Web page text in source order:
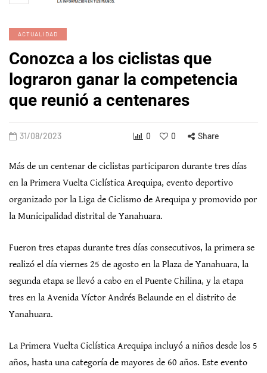
ACTUALIDAD
Conozca a los ciclistas que
lograron ganar la competencia
que reunió a centenares
31/08/2023 0 0 Share
Más de un centenar de ciclistas participaron durante tres días
en la Primera Vuelta Ciclística Arequipa, evento deportivo
organizado por la Liga de Ciclismo de Arequipa y promovido por
la Municipalidad distrital de Yanahuara.
Fueron tres etapas durante tres días consecutivos, la primera se
realizó el día viernes 25 de agosto en la Plaza de Yanahuara, la
segunda etapa se llevó a cabo en el Puente Chilina, y la etapa
tres en la Avenida Víctor Andrés Belaunde en el distrito de
Yanahuara.
La Primera Vuelta Ciclística Arequipa incluyó a niños desde los 5
años, hasta una categoría de mayores de 60 años. Este evento